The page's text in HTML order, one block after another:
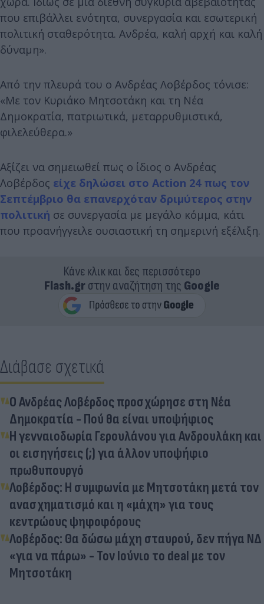
που επιβάλλει ενότητα, συνεργασία και εσωτερική
πολιτική σταθερότητα. Ανδρέα, καλή αρχή και καλή
δύναμη».
Από την πλευρά του ο Ανδρέας Λοβέρδος τόνισε:
«Με τον Κυριάκο Μητσοτάκη και τη Νέα
Δημοκρατία, πατριωτικά, μεταρρυθμιστικά,
φιλελεύθερα.»
Αξίζει να σημειωθεί πως ο ίδιος ο Ανδρέας
Λοβέρδος είχε δηλώσει στο Action 24 πως τον
Σεπτέμβριο θα επανερχόταν δριμύτερος στην
πολιτική σε συνεργασία με μεγάλο κόμμα, κάτι
που προανήγγειλε ουσιαστική τη σημερινή εξέλιξη.
Κάνε κλικ και δες περισσότερο
Flash.grστην αναζήτηση της Google
Διάβασε σχετικά
Ο Ανδρέας Λοβέρδος προσχώρησε στη Νέα
Δημοκρατία - Πού θα είναι υποψήφιος
Η γενναιοδωρία Γερουλάνου για Ανδρουλάκη και
οι εισηγήσεις (;) για άλλον υποψήφιο
πρωθυπουργό
Λοβέρδος: Η συμφωνία με Μητσοτάκη μετά τον
ανασχηματισμό και η «μάχη» για τους
κεντρώους ψηφοφόρους
Λοβέρδος: Θα δώσω μάχη σταυρού, δεν πήγα ΝΔ
«για να πάρω» - Τον Ιούνιο το deal με τον
Μητσοτάκη